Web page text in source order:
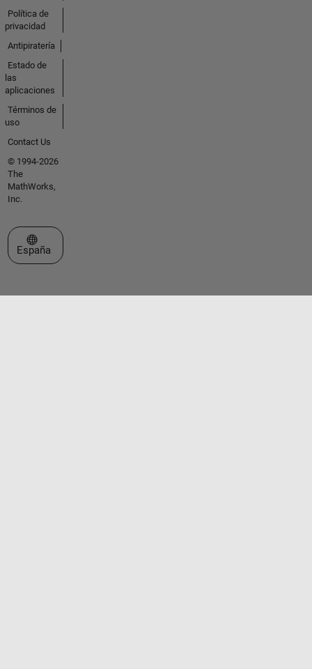
Política de
privacidad
Antipiratería
Estado de
las
aplicaciones
Términos de
uso
Contact Us
© 1994-2026
The
MathWorks,
Inc.
Seleccione un país/idioma
España